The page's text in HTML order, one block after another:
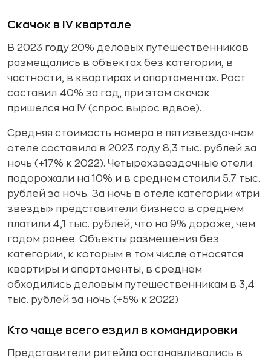
Скачок в IV квартале
В 2023 году 20% деловых путешественников
размещались в объектах без категории, в
частности, в квартирах и апартаментах. Рост
составил 40% за год, при этом скачок
пришелся на IV (спрос вырос вдвое).
Средняя стоимость номера в пятизвездочном
отеле составила в 2023 году 8,3 тыс. рублей за
ночь (+17% к 2022). Четырехзвездочные отели
подорожали на 10% и в среднем стоили 5.7 тыс.
рублей за ночь. За ночь в отеле категории «три
звезды» представители бизнеса в среднем
платили 4,1 тыс. рублей, что на 9% дороже, чем
годом ранее. Объекты размещения без
категории, к которым в том числе относятся
квартиры и апартаменты, в среднем
обходились деловым путешественникам в 3,4
тыс. рублей за ночь (+5% к 2022)
Кто чаще всего ездил в командировки
Представители ритейла останавливались в